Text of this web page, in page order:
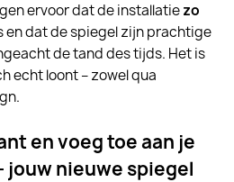
ervoor dat de installatiezo
en dat de spiegel zijn prachtige
de tand des tijds. Het is
echt loont – zowel qua
en voeg toe aan je
jouw nieuwe spiegel